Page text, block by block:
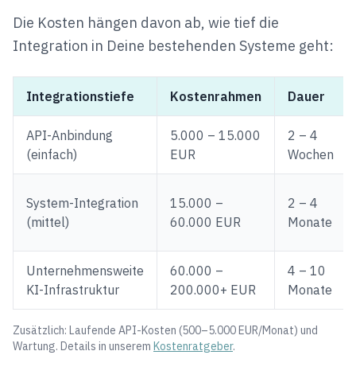
Die Kosten hängen davon ab, wie tief die
Integration in Deine bestehenden Systeme geht:
Integrationstiefe Kostenrahmen Dauer
API-Anbindung
(einfach)
5.000 – 15.000
EUR
2 – 4
Wochen
System-Integration
(mittel)
15.000 –
60.000 EUR
2 – 4
Monate
Unternehmensweite
KI-Infrastruktur
60.000 –
200.000+ EUR
4 – 10
Monate
Zusätzlich: Laufende API-Kosten (500–5.000 EUR/Monat) und
Wartung. Details in unserem Kostenratgeber.